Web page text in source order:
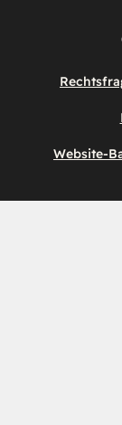
Website-